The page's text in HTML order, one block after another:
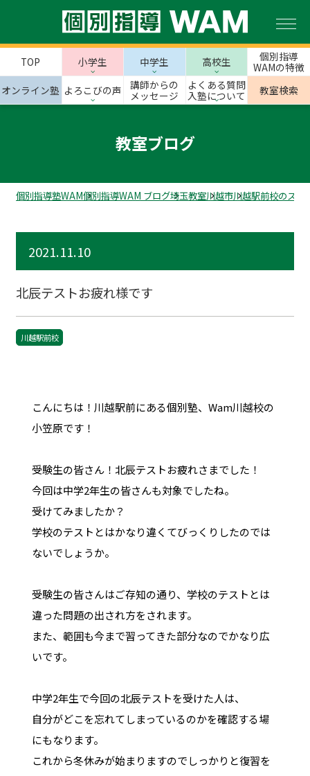
TOP 小学生 中学生 高校生
個別指導
WAMの特徴
オンライン塾 よろこびの声
講師からの
メッセージ
よくある質問
入塾について
教室検索
教室ブログ
個別指導塾WAM個別指導WAM ブログ埼玉教室川越市川越駅前校のスタ
2021.11.10
北辰テストお疲れ様です
川越駅前校
こんにちは！川越駅前にある個別塾、Wam川越校の
小笠原です！
受験生の皆さん！北辰テストお疲れさまでした！
今回は中学2年生の皆さんも対象でしたね。
受けてみましたか？
学校のテストとはかなり違くてびっくりしたのでは
ないでしょうか。
受験生の皆さんはご存知の通り、学校のテストとは
違った問題の出され方をされます。
また、範囲も今まで習ってきた部分なのでかなり広
いです。
中学2年生で今回の北辰テストを受けた人は、
自分がどこを忘れてしまっているのかを確認する場
にもなります。
これから冬休みが始まりますのでしっかりと復習を